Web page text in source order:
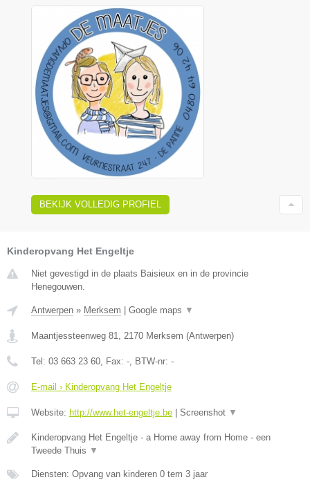
BEKIJK VOLLEDIG PROFIEL
Kinderopvang Het Engeltje
Niet gevestigd in de plaats Baisieux en in de provincie
Henegouwen.
Antwerpen » Merksem Google maps ▼
Maantjessteenweg 81, 2170 Merksem (Antwerpen)
Tel: 03 663 23 60, Fax: -, BTW-nr: -
E-mail › Kinderopvang Het Engeltje
Website: http://www.het-engeltje.be Screenshot ▼
Kinderopvang Het Engeltje - a Home away from Home - een
Tweede Thuis ▼
Diensten: Opvang van kinderen 0 tem 3 jaar